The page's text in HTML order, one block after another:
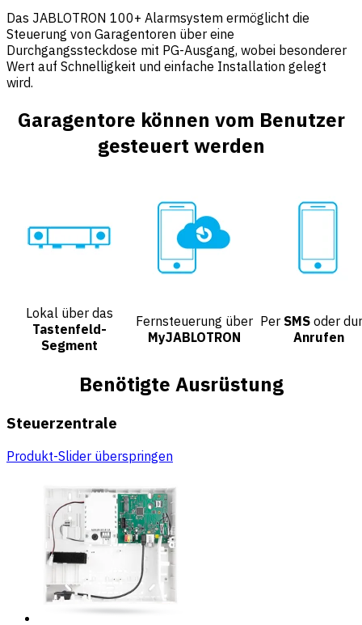
Das JABLOTRON 100+ Alarmsystem ermöglicht die
Steuerung von Garagentoren über eine
Durchgangssteckdose mit PG-Ausgang, wobei besonderer
Wert auf Schnelligkeit und einfache Installation gelegt
wird.
Garagentore können vom Benutzer
gesteuert werden
Lokal über das
Tastenfeld-
Segment
Fernsteuerung über
MyJABLOTRON
Per SMS oder
Anrufen
Benötigte Ausrüstung
Steuerzentrale
Produkt-Slider überspringen